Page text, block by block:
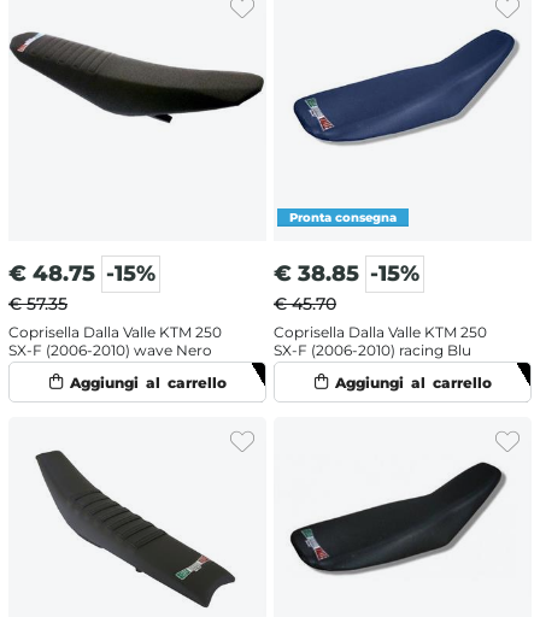
€ 48.75 -15%
€ 57.35
Coprisella Dalla Valle KTM 250
SX-F (2006-2010) wave Nero
€ 38.85 -15%
€ 45.70
Coprisella Dalla Valle KTM 250
SX-F (2006-2010) racing Blu